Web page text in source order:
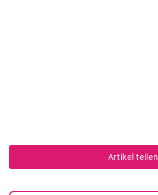
Artikel teilen